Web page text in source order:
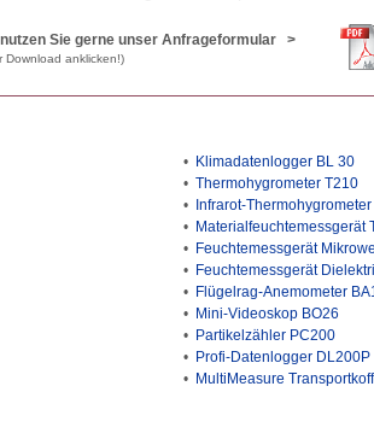
Sie gerne unser Anfrageformular >
Download anklicken!)
• Klimadatenlogger BL 30
• Thermohygrometer T210
•
Infrarot-
• Materialfeuchtemessgerät
• Feuchtemessgerät
• Feuchtemessgerät
• Flügelrag-Anemometer
• Mini-Videoskop BO26
• Partikelzähler PC200
• Profi-Datenlogger DL200P
• MultiMeasure